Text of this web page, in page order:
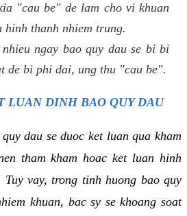
"cau be" de lam cho vi khuan
hinh thanh nhiem trung.
ngay bao quy dau se bi bi
de bi phi dai, ung thu "cau be".
LUAN DINH BAO QUY DAU
dau se duoc ket luan qua kham
tham kham hoac ket luan hinh
vay, trong tinh huong bao quy
khuan, bac sy se khoang soat